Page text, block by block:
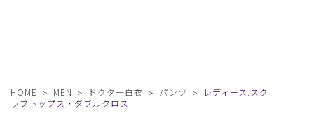
HOME MEN ドクター白衣 パンツ
レディース:スク
ラブトップス・ダブルクロス